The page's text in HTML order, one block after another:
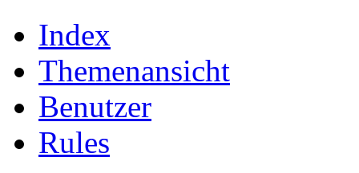
Index
Themenansicht
Benutzer
Rules